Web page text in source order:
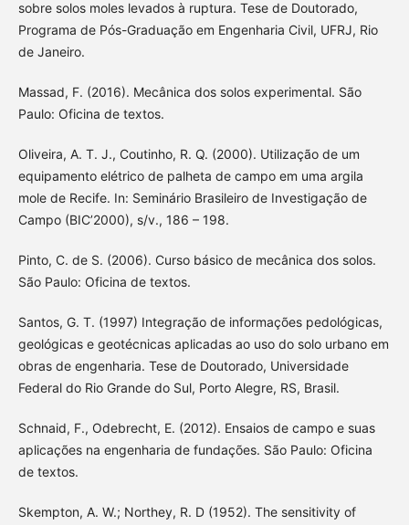
sobre solos moles levados à ruptura. Tese de Doutorado,
Programa de Pós-Graduação em Engenharia Civil, UFRJ, Rio
de Janeiro.
Massad, F. (2016). Mecânica dos solos experimental. São
Paulo: Oficina de textos.
Oliveira, A. T. J., Coutinho, R. Q. (2000). Utilização de um
equipamento elétrico de palheta de campo em uma argila
mole de Recife. In: Seminário Brasileiro de Investigação de
Campo (BIC’2000), s/v., 186 – 198.
Pinto, C. de S. (2006). Curso básico de mecânica dos solos.
São Paulo: Oficina de textos.
Santos, G. T. (1997) Integração de informações pedológicas,
geológicas e geotécnicas aplicadas ao uso do solo urbano em
obras de engenharia. Tese de Doutorado, Universidade
Federal do Rio Grande do Sul, Porto Alegre, RS, Brasil.
Schnaid, F., Odebrecht, E. (2012). Ensaios de campo e suas
aplicações na engenharia de fundações. São Paulo: Oficina
de textos.
Skempton, A. W.; Northey, R. D (1952). The sensitivity of